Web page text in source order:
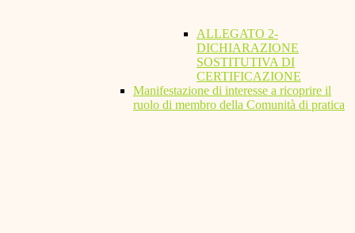
ALLEGATO 2-
DICHIARAZIONE
SOSTITUTIVA DI
CERTIFICAZIONE
Manifestazione di interesse a ricoprire il
ruolo di membro della Comunità di pratica